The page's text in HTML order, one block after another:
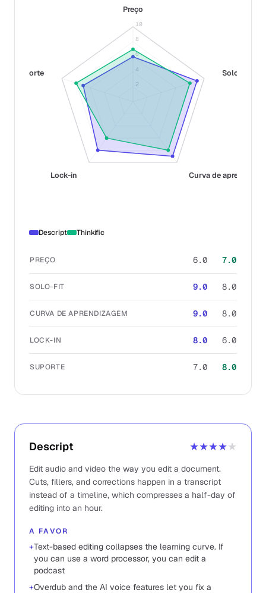
2
4
6
8
10
Preço
Solo-fit
Curva de
Lock-in
Suporte
Descript Thinkific
PREÇO 6.0 7.0
SOLO-FIT 9.0 8.0
CURVA DE APRENDIZAGEM 9.0 8.0
LOCK-IN 8.0 6.0
SUPORTE 7.0 8.0
Descript ★★★★★
Edit audio and video the way you edit a document.
Cuts, fillers, and corrections happen in a transcript
instead of a timeline, which compresses a half-day of
editing into an hour.
A FAVOR
+Text-based editing collapses the learning curve. If
you can use a word processor, you can edit a
podcast
+Overdub and the AI voice features let you fix a